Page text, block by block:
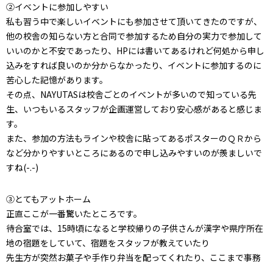
②イベントに参加しやすい
私も習う中で楽しいイベントにも参加させて頂いてきたのですが、
他の校舎の知らない方と合同で参加するため自分の実力で参加して
いいのかと不安であったり、HPには書いてあるけれど何処から申し
込みをすれば良いのか分からなかったり、イベントに参加するのに
苦心した記憶があります。
その点、NAYUTASは校舎ごとのイベントが多いので知っている先
生、いつもいるスタッフが企画運営しており安心感があると感じま
す。
また、参加の方法もラインや校舎に貼ってあるポスターのＱＲから
など分かりやすいところにあるので申し込みやすいのが羨ましいで
すね(-.-)
③とてもアットホーム
正直ここが一番驚いたところです。
待合室では、15時頃になると学校帰りの子供さんが漢字や県庁所在
地の宿題をしていて、宿題をスタッフが教えていたり
先生方が突然お菓子や手作り弁当を配ってくれたり、ここまで事務